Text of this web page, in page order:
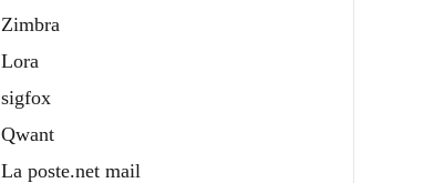
Zimbra
Lora
sigfox
Qwant
La poste.net mail